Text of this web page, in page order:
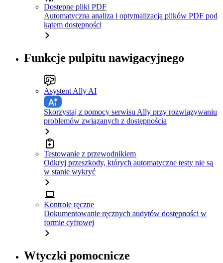
Dostępne pliki PDF
Automatyczna analiza i optymalizacja plików PDF pod
kątem dostępności
Funkcje pulpitu nawigacyjnego
Asystent Ally AI
Skorzystaj z pomocy serwisu Ally przy rozwiązywaniu
problemów związanych z dostępnością
Testowanie z przewodnikiem
Odkryj przeszkody, których automatyczne testy nie są
w stanie wykryć
Kontrole ręczne
Dokumentowanie ręcznych audytów dostępności w
formie cyfrowej
Wtyczki pomocnicze